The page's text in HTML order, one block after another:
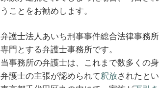
うことをお勧めします。
弁護士法人あいち刑事事件総合法律事務
専門とする弁護士事務所です。
当事務所の弁護士は、これまで数多くの
弁護士の主張が認められて釈放されたと